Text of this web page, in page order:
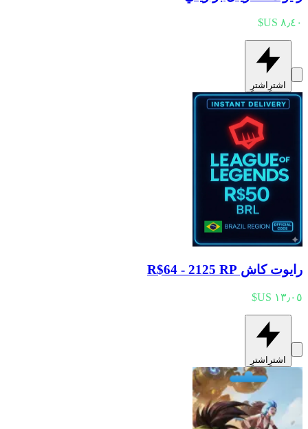
اشترِ اشترِ
رايوت كاش R$64 - 2125 RP
اشترِ اشترِ